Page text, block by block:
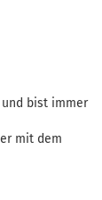
bist immer
mit dem